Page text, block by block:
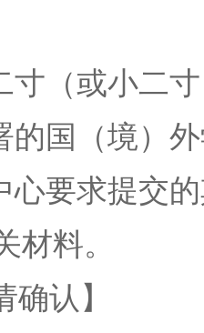
寸（或小二
的国（境）
心要求提交
材料。
认】